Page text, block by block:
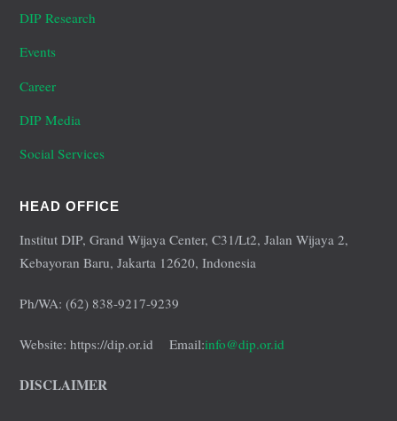
DIP Research
Events
Career
DIP Media
Social Services
HEAD OFFICE
Institut DIP, Grand Wijaya Center, C31/Lt2, Jalan Wijaya 2,
Kebayoran Baru, Jakarta 12620, Indonesia
Ph/WA: (62) 838-9217-9239
Website: https://dip.or.id Email:info@dip.or.id
DISCLAIMER